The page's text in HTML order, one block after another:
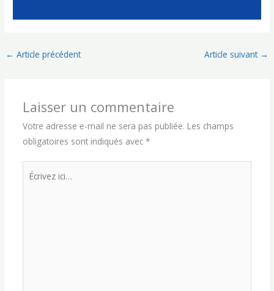
← Article précédent Article suivant →
Laisser un commentaire
Votre adresse e-mail ne sera pas publiée. Les champs
obligatoires sont indiqués avec *
Écrivez